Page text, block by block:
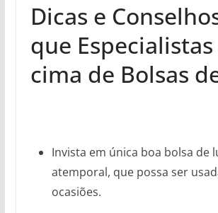
Dicas e
que
cima de Bolsas
Invista em única boa bolsa de
atemporal, que possa ser
ocasiões.